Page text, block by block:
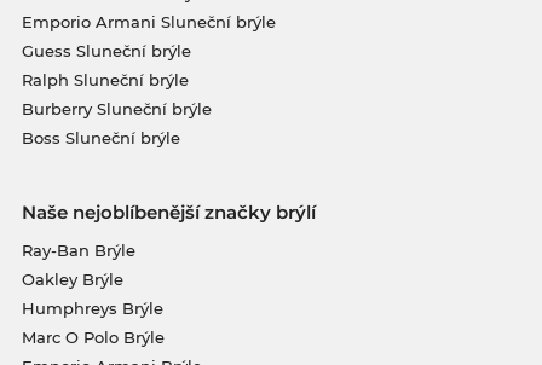
Emporio Armani Sluneční brýle
Guess Sluneční brýle
Ralph Sluneční brýle
Burberry Sluneční brýle
Boss Sluneční brýle
Naše nejoblíbenější značky brýlí
Ray-Ban Brýle
Oakley Brýle
Humphreys Brýle
Marc O Polo Brýle